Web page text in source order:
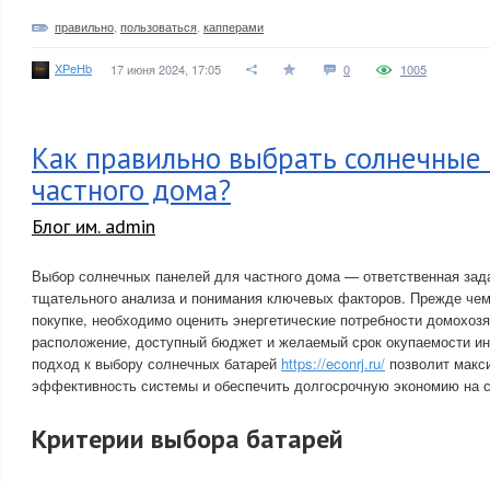
правильно пользоваться капперами
XPeHb 17 июня 2024, 17:05 0 1005
Как правильно выбрать
частного дома?
Блог им. admin
Выбор солнечных панелей для частного дома — ответственная
тщательного анализа и понимания ключевых факторов. Прежде
покупке, необходимо оценить энергетические потребности
расположение, доступный бюджет и желаемый срок окупаемости
подход к выбору солнечных батарей https://econrj.ru/ позволит
эффективность системы и обеспечить долгосрочную экономию на
Критерии выбора батарей